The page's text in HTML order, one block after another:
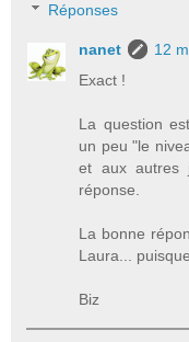
Réponses
nanet
12
Exact !
La question
un peu "le
et aux autres
réponse.
La bonne
Laura...
Biz